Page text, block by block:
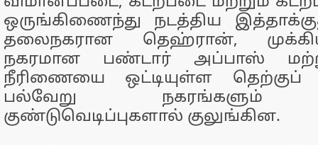
ஒருங்கிணைந்து நடத்திய
தலைநகரான தெஹ்ரான்,
நகரமான பண்டார் அப்பாஸ்
நீரிணையை ஒட்டியுள்ள தெற்குப்
பல்வேறு நகரங்களும்
குண்டுவெடிப்புகளால் குலுங்கின.